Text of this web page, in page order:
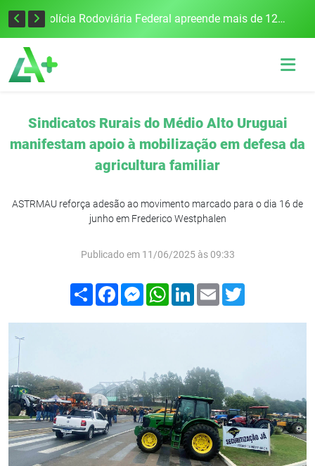
Tecnologia inovadora desenvolvida na UFSM/FW utiliza drones e IA para monitorar a qualidade da água Polícia Rodoviária Federal apreende mais de 120 quilos de maconha na BR-386, em Frederico Westphalen
Sindicatos Rurais do Médio Alto Uruguai
manifestam apoio à mobilização em defesa da
agricultura familiar
ASTRMAU reforça adesão ao movimento marcado para o dia 16 de
junho em Frederico Westphalen
Publicado em 11/06/2025 às 09:33
Compartilhar
FacebookMessenger
WhatsApp
LinkedIn
Email